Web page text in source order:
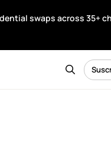
swaps across 35+